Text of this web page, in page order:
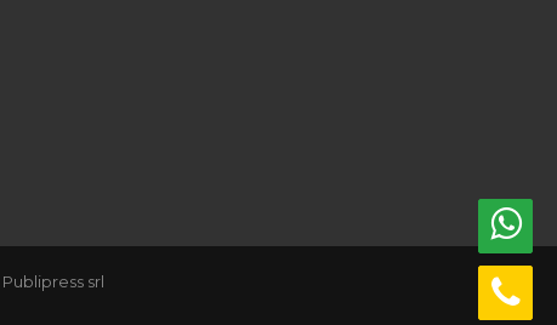
Publipress srl